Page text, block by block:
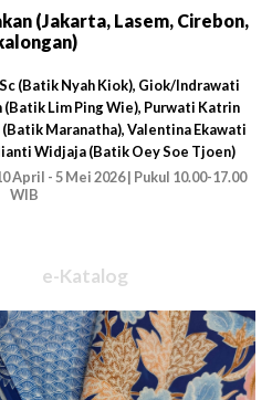
(Jakarta, Lasem, Cirebon,
(Batik Nyah Kiok), Giok/Indrawati
(Batik Lim Ping Wie), Purwati Katrin
Maranatha), Valentina Ekawati
Widjaja (Batik Oey Soe Tjoen)
April - 5 Mei 2026 | Pukul 10.00-17.00
WIB
e-Katalog